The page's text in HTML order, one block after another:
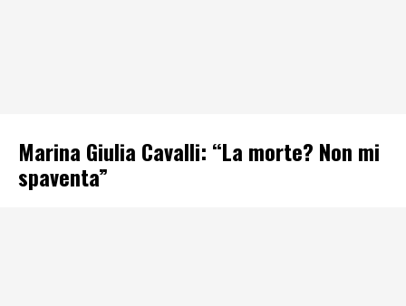
Marina Giulia Cavalli: “La morte? Non mi
spaventa”